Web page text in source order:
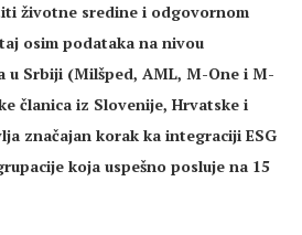
životne sredine i odgovornom
osim podataka na nivou
u Srbiji (Milšped, AML, M-One i M-
članica iz Slovenije, Hrvatske i
značajan korak ka integraciji ESG
koja uspešno posluje na 15